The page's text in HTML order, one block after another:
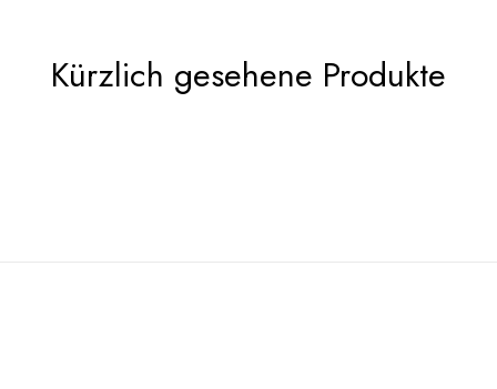
Kürzlich gesehene Produkte